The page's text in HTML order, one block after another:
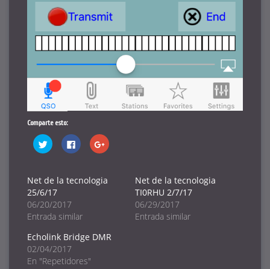
Comparte esto:
Haz
clic
Twitter
(Se
abre
en
una
ventana
nueva)
Haz
clic
Facebook
(Se
ventana
nueva)
Haz
clic
Google+
(Se
Net de la tecnologia
25/6/17
06/20/2017
Entrada similar
Net de la tecnologia
TI0RHU 2/7/17
06/29/2017
Entrada similar
Echolink Bridge DMR
02/04/2017
En "Repetidores"